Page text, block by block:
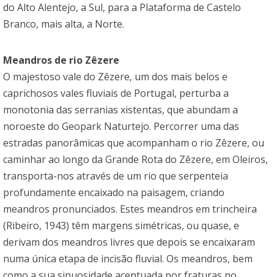
do Alto Alentejo, a Sul, para a Plataforma de Castelo
Branco, mais alta, a Norte.
Meandros de rio Zêzere
O majestoso vale do Zêzere, um dos mais belos e
caprichosos vales fluviais de Portugal, perturba a
monotonia das serranias xistentas, que abundam a
noroeste do Geopark Naturtejo. Percorrer uma das
estradas panorâmicas que acompanham o rio Zêzere, ou
caminhar ao longo da Grande Rota do Zêzere, em Oleiros,
transporta-nos através de um rio que serpenteia
profundamente encaixado na paisagem, criando
meandros pronunciados. Estes meandros em trincheira
(Ribeiro, 1943) têm margens simétricas, ou quase, e
derivam dos meandros livres que depois se encaixaram
numa única etapa de incisão fluvial. Os meandros, bem